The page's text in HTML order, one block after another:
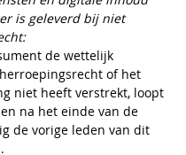
is geleverd bij niet
de wettelijk
of het
niet heeft verstrekt, loopt
na het einde van de
de vorige leden van dit